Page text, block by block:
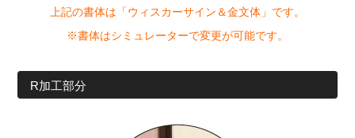
上記の書体は「ウィスカーサイン＆金文体」です。
※書体はシミュレーターで変更が可能です。
R加工部分